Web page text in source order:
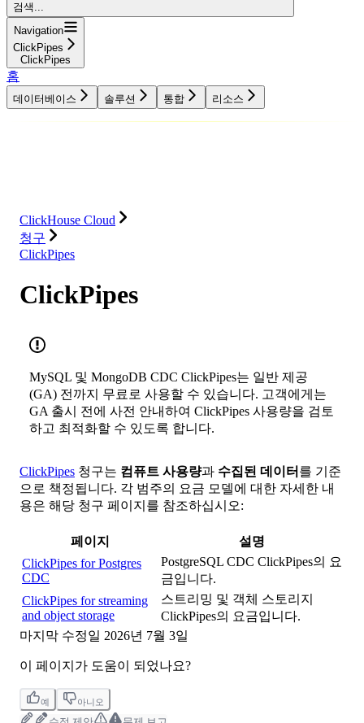
검색...
Navigation
ClickPipes
ClickPipes
홈
데이터베이스 솔루션 통합 리소스
ClickHouse Cloud
청구
ClickPipes
ClickPipes
MySQL 및 MongoDB CDC ClickPipes는 일반 제공
(GA) 전까지 무료로 사용할 수 있습니다. 고객에게는
GA 출시 전에 사전 안내하여 ClickPipes 사용량을 검토
하고 최적화할 수 있도록 합니다.
ClickPipes 청구는 컴퓨트 사용량과 수집된 데이터 를 기준
으로 책정됩니다. 각 범주의 요금 모델에 대한 자세한 내
용은 해당 청구 페이지를 참조하십시오:
페이지
설명
ClickPipes for Postgres
CDC
PostgreSQL CDC ClickPipes의 요
금입니다.
ClickPipes for streaming
and object storage
스트리밍 및 객체 스토리지
ClickPipes의 요금입니다.
마지막 수정일 2026년 7월 3일
이 페이지가 도움이 되었나요?
예 아니오